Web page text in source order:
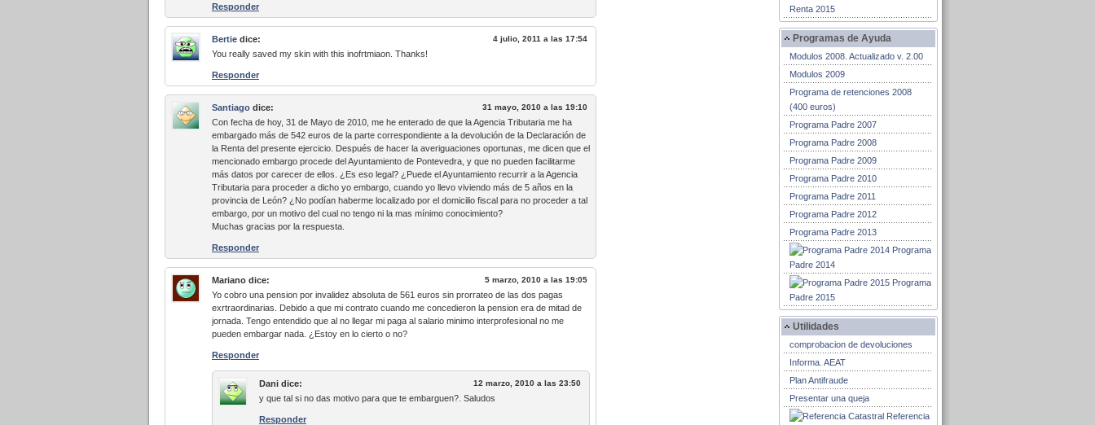
Responder
Bertie dice: 4 julio, 2011 a las 17:54
You really saved my skin with this inofrtmiaon. Thanks!
Responder
Santiago dice: 31 mayo, 2010 a las 19:10
Con fecha de hoy, 31 de Mayo de 2010, me he enterado de que la Agencia Tributaria me ha
embargado más de 542 euros de la parte correspondiente a la devolución de la Declaración de
la Renta del presente ejercicio. Después de hacer la averiguaciones oportunas, me dicen que el
mencionado embargo procede del Ayuntamiento de Pontevedra, y que no pueden facilitarme
más datos por carecer de ellos. ¿Es eso legal? ¿Puede el Ayuntamiento recurrir a la Agencia
Tributaria para proceder a dicho yo embargo, cuando yo llevo viviendo más de 5 años en la
provincia de León? ¿No podían haberme localizado por el domicilio fiscal para no proceder a tal
embargo, por un motivo del cual no tengo ni la mas mínimo conocimiento?
Muchas gracias por la respuesta.
Responder
Mariano dice: 5 marzo, 2010 a las 19:05
Yo cobro una pension por invalidez absoluta de 561 euros sin prorrateo de las dos pagas
exrtraordinarias. Debido a que mi contrato cuando me concedieron la pension era de mitad de
jornada. Tengo entendido que al no llegar mi paga al salario minimo interprofesional no me
pueden embargar nada. ¿Estoy en lo cierto o no?
Responder
Dani dice: 12 marzo, 2010 a las 23:50
y que tal si no das motivo para que te embarguen?. Saludos
Responder
Renta 2015
Programas de Ayuda
Modulos 2008. Actualizado v. 2.00
Modulos 2009
Programa de retenciones 2008
(400 euros)
Programa Padre 2007
Programa Padre 2008
Programa Padre 2009
Programa Padre 2010
Programa Padre 2011
Programa Padre 2012
Programa Padre 2013
Programa
Padre 2014
Programa
Padre 2015
Utilidades
comprobacion de devoluciones
Informa. AEAT
Plan Antifraude
Presentar una queja
Referencia